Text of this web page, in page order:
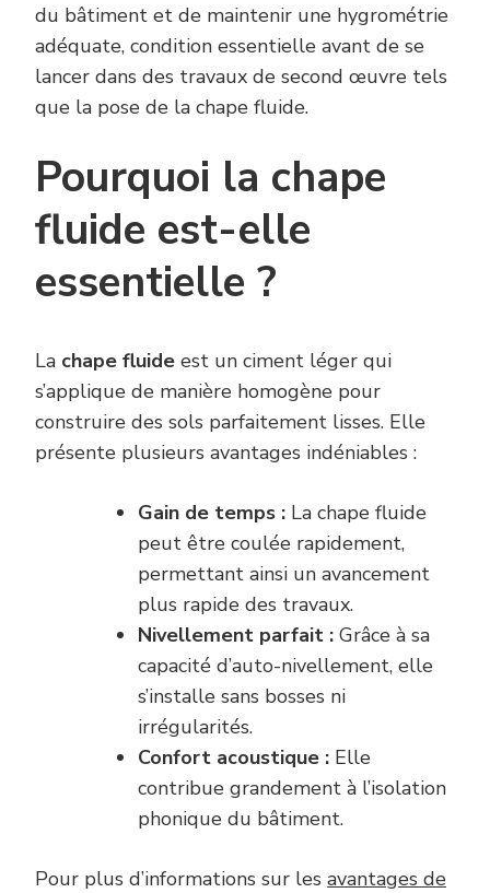
du bâtiment et de maintenir une hygrométrie
adéquate, condition essentielle avant de se
lancer dans des travaux de second œuvre tels
que la pose de la chape fluide.
Pourquoi la chape
fluide est-elle
essentielle ?
La chape fluide est un ciment léger qui
s’applique de manière homogène pour
construire des sols parfaitement lisses. Elle
présente plusieurs avantages indéniables :
Gain de temps : La chape fluide
peut être coulée rapidement,
permettant ainsi un avancement
plus rapide des travaux.
Nivellement parfait : Grâce à sa
capacité d’auto-nivellement, elle
s’installe sans bosses ni
irrégularités.
Confort acoustique : Elle
contribue grandement à l’isolation
phonique du bâtiment.
Pour plus d’informations sur les avantages de